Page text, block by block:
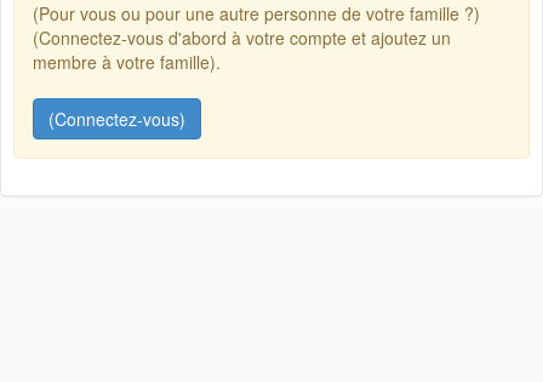
(Pour vous ou pour une autre personne de votre famille ?)
(Connectez-vous d'abord à votre compte et ajoutez un
membre à votre famille).
(Connectez-vous)